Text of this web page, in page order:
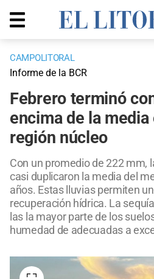
CAMPOLITORAL
Informe de la BCR
Febrero terminó
encima de la media
región núcleo
Con un promedio de 222 mm,
casi duplicaron la media del
años. Estas lluvias permiten
recuperación hídrica. La
las la mayor parte de los
humedad de adecuadas a